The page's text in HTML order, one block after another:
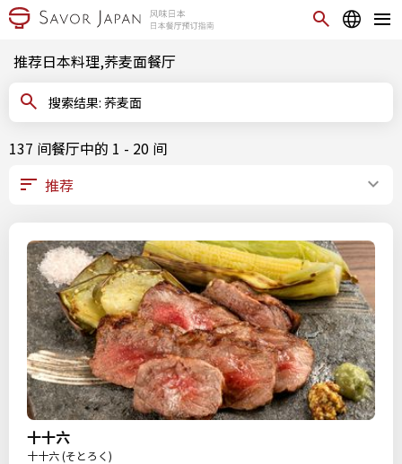
推荐日本料理,荞麦面餐厅
搜索结果: 荞麦面
137 间餐厅中的 1 - 20 间
十十六
十十六 (そとろく)